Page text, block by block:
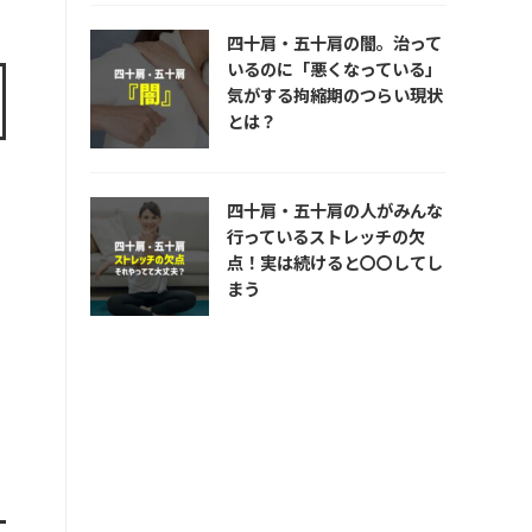
四十肩・五十肩の闇。治って
いるのに「悪くなっている」
気がする拘縮期のつらい現状
とは？
四十肩・五十肩の人がみんな
行っているストレッチの欠
点！実は続けると〇〇してし
まう